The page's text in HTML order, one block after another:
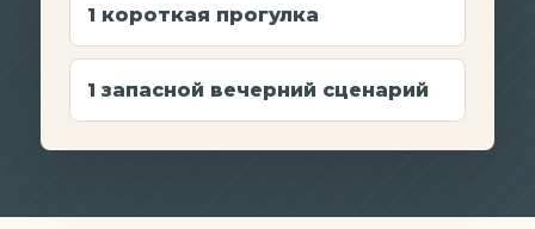
1 короткая прогулка
1 запасной вечерний сценарий